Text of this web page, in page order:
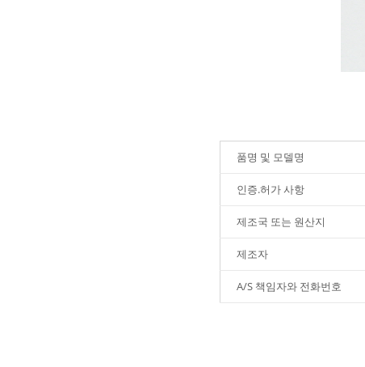
품명 및 모델명
인증.허가 사항
제조국 또는 원산지
제조자
A/S 책임자와 전화번호